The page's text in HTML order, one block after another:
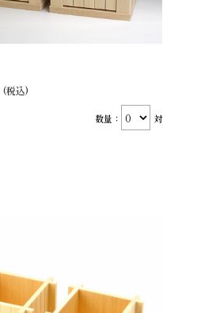
(税込)
数量： 対